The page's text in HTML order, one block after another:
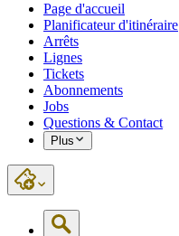
Page d'accueil
Planificateur d'itinéraire
Arrêts
Lignes
Tickets
Abonnements
Jobs
Questions & Contact
Plus